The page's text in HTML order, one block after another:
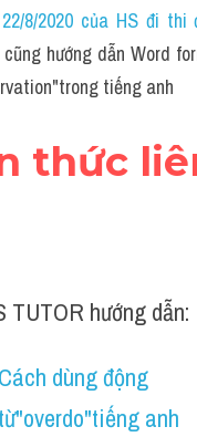
Task 2
8/2020 của HS đi
hướng dẫn Word
tiếng anh
thức
TUTOR hướng dẫn:
Cách dùng động
từ"overdo"tiếng anh